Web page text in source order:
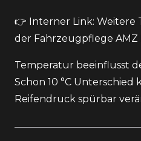
👉 Interner Link: Weitere
der Fahrzeugpflege
Temperatur beeinflusst
Schon 10 °C Unterschied
Reifendruck spürbar